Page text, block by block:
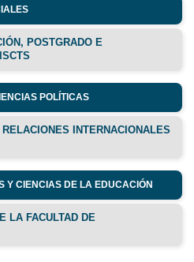
POSTGRADO E
POLÍTICAS
INTERNACIONALES
Y CIENCIAS DE LA EDUCACIÓN
LA FACULTAD DE